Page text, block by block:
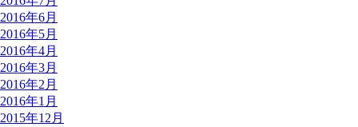
2016年6月
2016年5月
2016年4月
2016年3月
2016年2月
2016年1月
2015年12月